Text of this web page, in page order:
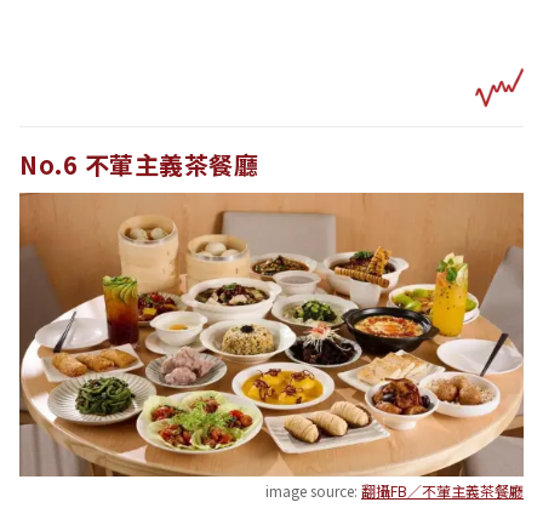
No.6 不葷主義茶餐廳
image source: 翻攝FB／不葷主義茶餐廳